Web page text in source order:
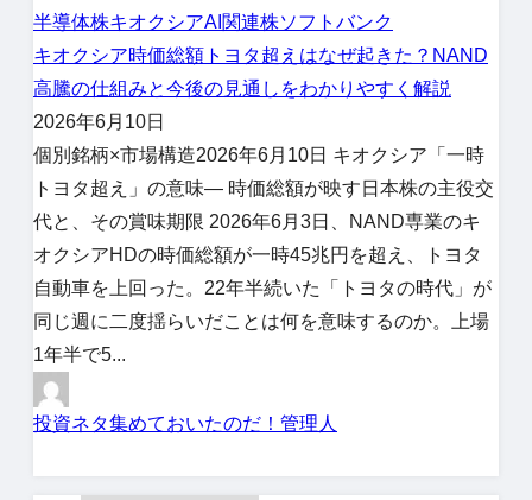
半導体株キオクシアAI関連株ソフトバンク
キオクシア時価総額トヨタ超えはなぜ起きた？NAND
高騰の仕組みと今後の見通しをわかりやすく解説
2026年6月10日
個別銘柄×市場構造2026年6月10日 キオクシア「一時
トヨタ超え」の意味― 時価総額が映す日本株の主役交
代と、その賞味期限 2026年6月3日、NAND専業のキ
オクシアHDの時価総額が一時45兆円を超え、トヨタ
自動車を上回った。22年半続いた「トヨタの時代」が
同じ週に二度揺らいだことは何を意味するのか。上場
1年半で5...
投資ネタ集めておいたのだ！管理人